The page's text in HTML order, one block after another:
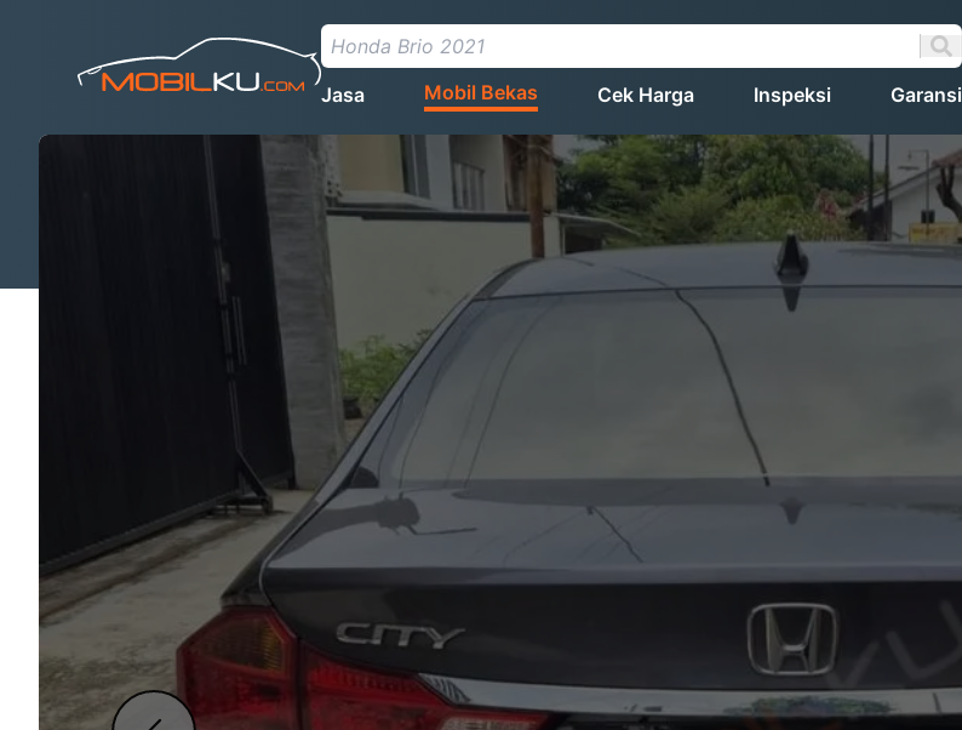
Jasa Mobil Bekas Cek Harga Inspeksi Garansi